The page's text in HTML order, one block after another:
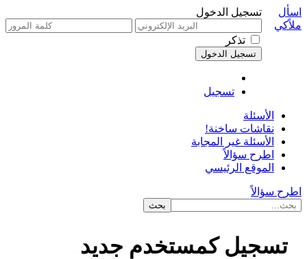
تسجيل الدخول
تذكر
تسجيل
اسأل
ملاًكي
الأسئلة
نقاشات ساخنة!
الأسئلة غير المجابة
اطرح سؤالاً
الموقع الرئيسي
اطرح سؤالاً
تسجيل كمستخدم جديد